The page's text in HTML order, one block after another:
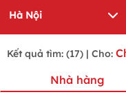
Kết quả tìm: (17) | Cho:
Nhà hàng